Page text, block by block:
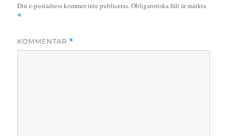
Din e-postadress kommer inte publiceras.Obligatoriska fält är märkta
*
KOMMENTAR *